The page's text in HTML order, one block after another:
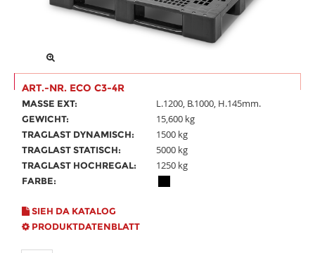
ART.-NR. ECO C3-4R
MASSE EXT: L.1200, B.1000, H.145mm.
GEWICHT: 15,600 kg
TRAGLAST DYNAMISCH: 1500 kg
TRAGLAST STATISCH: 5000 kg
TRAGLAST HOCHREGAL: 1250 kg
FARBE:
SIEH DA KATALOG
PRODUKTDATENBLATT